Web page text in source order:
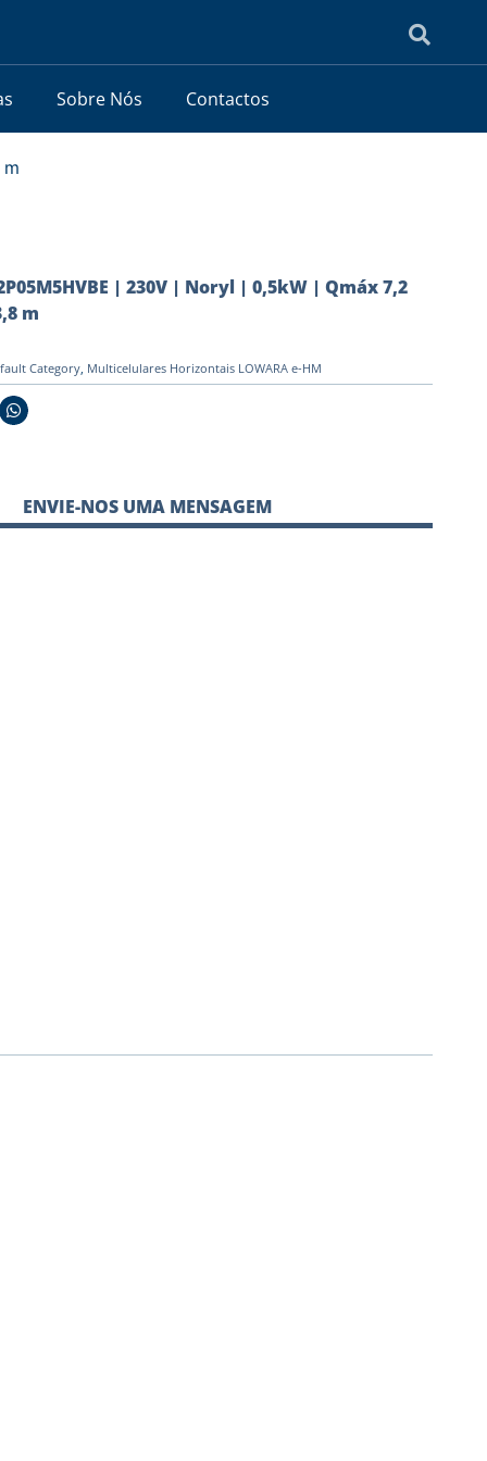
Sobre Nós Contactos
| 230V | Noryl | 0,5kW | Qmáx 7,2
m
Category, Multicelulares Horizontais LOWARA e-HM
ENVIE-NOS UMA MENSAGEM